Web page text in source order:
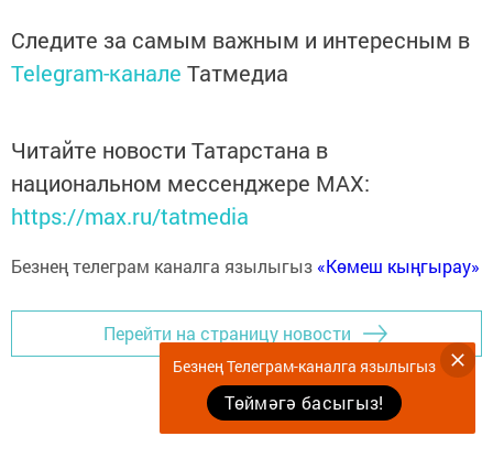
Следите за самым важным и интересным в
Telegram-канале Татмедиа
Читайте новости Татарстана в
национальном мессенджере MАХ:
https://max.ru/tatmedia
Безнең телеграм каналга язылыгыз «Көмеш кыңгырау»
Перейти на страницу новости
Безнең Телеграм-каналга язылыгыз
Төймәгә басыгыз!